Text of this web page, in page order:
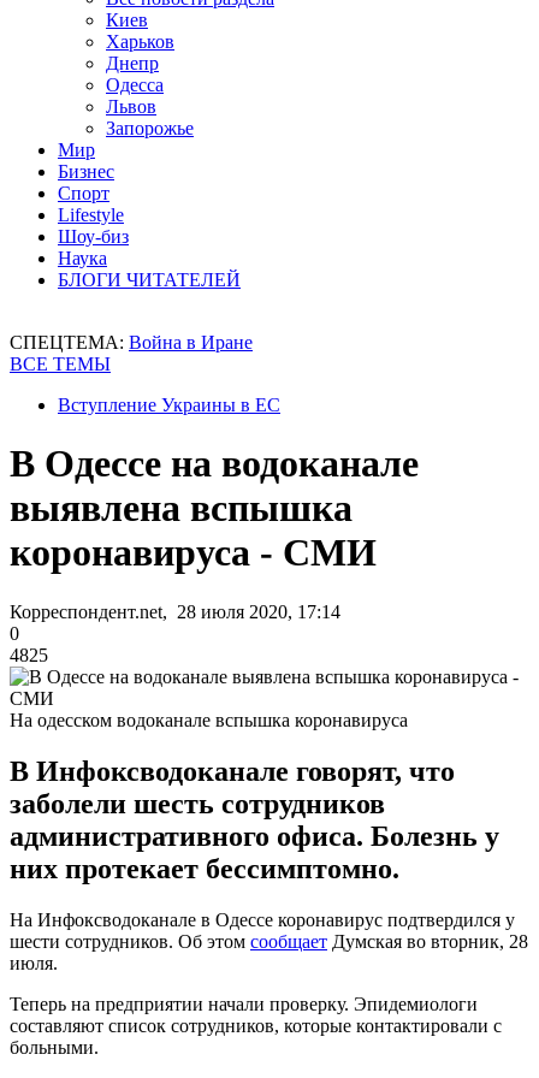
Киев
Харьков
Днепр
Одесса
Львов
Запорожье
Мир
Бизнес
Спорт
Lifestyle
Шоу-биз
Наука
БЛОГИ ЧИТАТЕЛЕЙ
СПЕЦТЕМА: Война в Иране
ВСЕ ТЕМЫ
Вступление Украины в ЕС
В Одессе на водоканале
выявлена вспышка
коронавируса - СМИ
Корреспондент.net, 28 июля 2020, 17:14
0
4825
На одесском водоканале вспышка коронавируса
В Инфоксводоканале говорят, что
заболели шесть сотрудников
административного офиса. Болезнь у
них протекает бессимптомно.
На Инфоксводоканале в Одессе коронавирус подтвердился у
шести сотрудников. Об этом сообщает Думская во вторник, 28
июля.
Теперь на предприятии начали проверку. Эпидемиологи
составляют список сотрудников, которые контактировали с
больными.